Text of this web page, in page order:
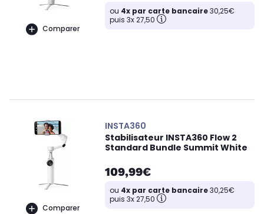
Comparer
ou 4x par carte bancaire30,25€
puis 3x 27,50
Comparer
INSTA360
Stabilisateur INSTA360 Flow 2
Standard Bundle Summit White
109,99€
ou 4x par carte bancaire30,25€
puis 3x 27,50